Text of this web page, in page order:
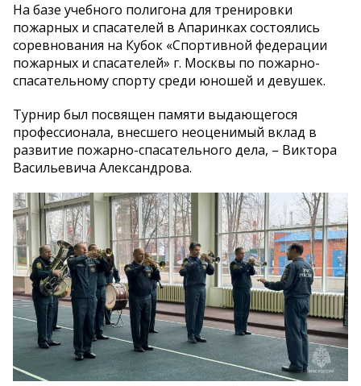
На базе учебного полигона для тренировки
пожарных и спасателей в Апаринках состоялись
соревнования на Кубок «Спортивной федерации
пожарных и спасателей» г. Москвы по пожарно-
спасательному спорту среди юношей и девушек.
Турнир был посвящен памяти выдающегося
профессионала, внесшего неоценимый вклад в
развитие пожарно-спасательного дела, – Виктора
Васильевича Александрова.